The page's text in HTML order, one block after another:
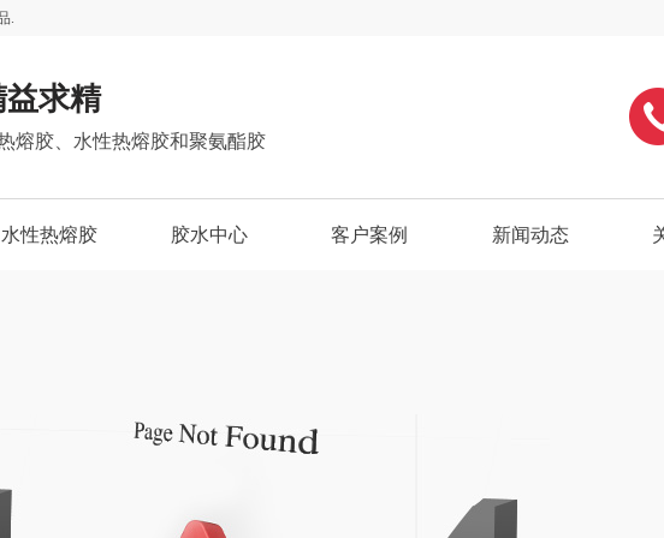
.
求精
熔胶、水性热熔胶和聚氨酯胶
水性热熔胶 胶水中心 客户案例 新闻动态